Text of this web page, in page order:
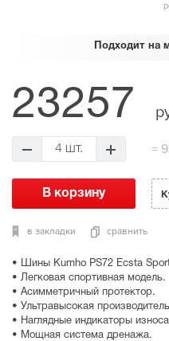
Подходит на
• Шины Kumho PS72 Ecsta
• Легковая спортивная модель.
• Асимметричный протектор.
• Ультравысокая
• Наглядные индикаторы
• Мощная система дренажа.
23257
4 шт. =
в закладки сравнить